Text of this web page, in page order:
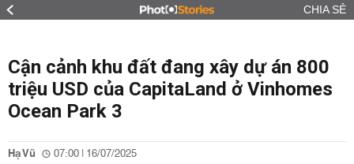
CHIA SẺ
Cận cảnh khu đất đang xây dự án 800
triệu USD của CapitaLand ở Vinhomes
Ocean Park 3
Hạ Vũ 07:00 | 16/07/2025